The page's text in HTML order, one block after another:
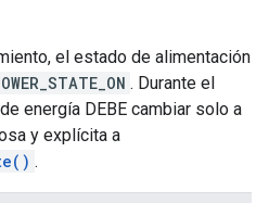
el estado de alimentación
. Durante el
energía DEBE cambiar solo a
y explícita a
.